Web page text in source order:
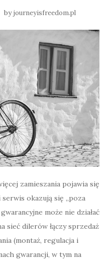
byjourneyisfreedom.pl
zamieszania pojawia się
okazują się „poza
może nie działać
sieć dilerów łączy sprzedaż
(montaż, regulacja i
gwarancji, w tym na